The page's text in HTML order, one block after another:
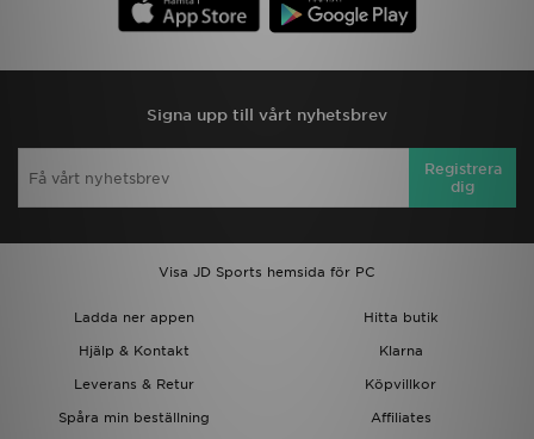
Signa upp till vårt nyhetsbrev
Registrera
dig
Visa JD Sports hemsida för PC
Ladda ner appen
Hitta butik
Hjälp & Kontakt
Klarna
Leverans & Retur
Köpvillkor
Spåra min beställning
Affiliates